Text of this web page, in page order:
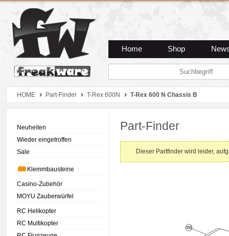
Zum Hauptmenue
Zum Seiteninhalt
Zum Warenkob
Home Shop
HOME Part-Finder T-Rex 600N T-Rex 600 N Chassis B
Neuheiten
Wieder eingetroffen
Sale
Klemmbausteine
Casino-Zubehör
MOYU Zauberwürfel
RC Helikopter
RC Multikopter
Part-Finder
Dieser Partfinder wird leider,